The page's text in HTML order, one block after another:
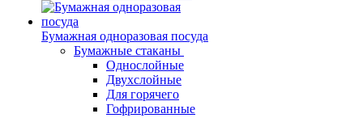
Бумажная одноразовая посуда
Бумажные стаканы
Однослойные
Двухслойные
Для горячего
Гофрированные